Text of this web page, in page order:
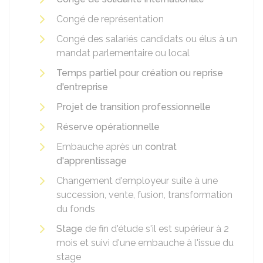
Congé de représentation
Congé des salariés candidats ou élus à un
mandat parlementaire ou local
Temps partiel pour création ou reprise
d'entreprise
Projet de transition professionnelle
Réserve opérationnelle
Embauche après un contrat
d'apprentissage
Changement d'employeur suite à une
succession, vente, fusion, transformation
du fonds
Stage de fin d'étude s'il est supérieur à 2
mois et suivi d'une embauche à l'issue du
stage